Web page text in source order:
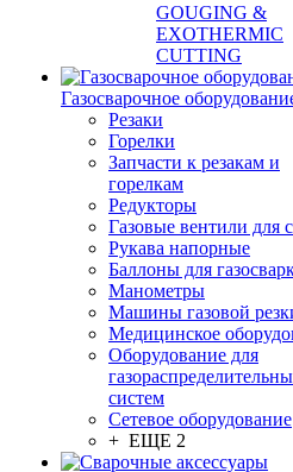
GOUGING &
EXOTHERMIC
CUTTING
Газосварочное
Резаки
Горелки
Запчасти к резакам и
горелкам
Редукторы
Газовые вентили для
Рукава напорные
Баллоны для
Манометры
Машины газовой
Медицинское
Оборудование для
систем
Сетевое оборудование
+ ЕЩЕ 2